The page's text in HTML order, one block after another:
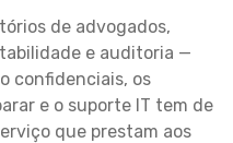
de advogados,
e auditoria —
confidenciais, os
e o suporte IT tem de
que prestam aos